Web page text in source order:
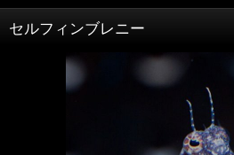
セルフィンブレニー